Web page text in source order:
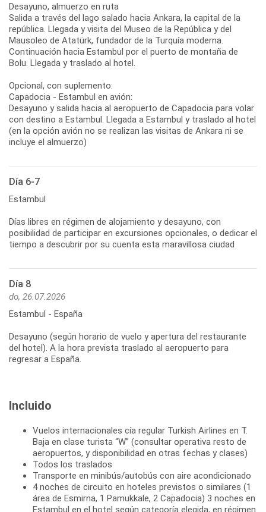
Desayuno, almuerzo en ruta
Salida a través del lago salado hacia Ankara, la capital de la
república. Llegada y visita del Museo de la República y del
Mausoleo de Atatürk, fundador de la Turquía moderna.
Continuación hacia Estambul por el puerto de montaña de
Bolu. Llegada y traslado al hotel.
Opcional, con suplemento:
Capadocia - Estambul en avión:
Desayuno y salida hacia al aeropuerto de Capadocia para volar
con destino a Estambul. Llegada a Estambul y traslado al hotel
(en la opción avión no se realizan las visitas de Ankara ni se
incluye el almuerzo)
Día 6-7
Estambul
Días libres en régimen de alojamiento y desayuno, con
posibilidad de participar en excursiones opcionales, o dedicar el
tiempo a descubrir por su cuenta esta maravillosa ciudad
Día 8
do, 26.07.2026
Estambul - España
Desayuno (según horario de vuelo y apertura del restaurante
del hotel). A la hora prevista traslado al aeropuerto para
regresar a España.
Incluido
Vuelos internacionales cía regular Turkish Airlines en T.
Baja en clase turista “W” (consultar operativa resto de
aeropuertos, y disponibilidad en otras fechas y clases)
Todos los traslados
Transporte en minibús/autobús con aire acondicionado
4 noches de circuito en hoteles previstos o similares (1
área de Esmirna, 1 Pamukkale, 2 Capadocia) 3 noches en
Estambul en el hotel según categoría elegida, en régimen